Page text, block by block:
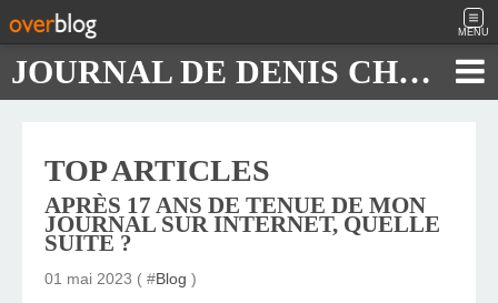
MENU
JOURNAL DE DENIS CHAUTARD
TOP ARTICLES
APRÈS 17 ANS DE TENUE DE MON
JOURNAL SUR INTERNET, QUELLE
SUITE ?
01 mai 2023 ( #Blog )